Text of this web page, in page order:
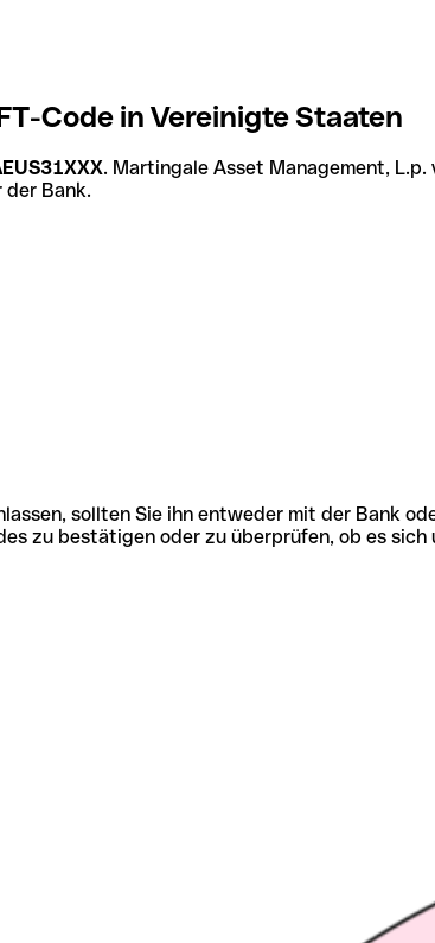
Code in Vereinigte Staaten
. Martingale Asset Management,
Bank.
sollten Sie ihn entweder mit der Bank
zu bestätigen oder zu überprüfen, ob es